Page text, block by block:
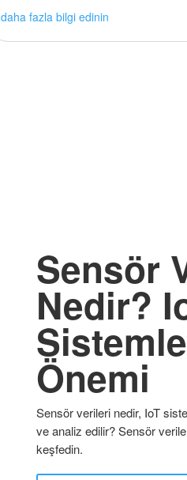
daha fazla bilgi edinin
Sensör
Nedir?
Önemi
Sensör verileri nedir, IoT
ve analiz edilir? Sensör
keşfedin.